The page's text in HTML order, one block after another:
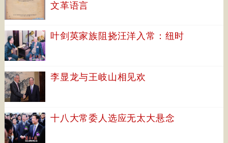
文革语言
叶剑英家族阻挠汪洋入常：纽时
李显龙与王岐山相见欢
十八大常委人选应无太大悬念